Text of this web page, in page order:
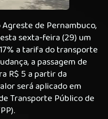
de Pernambuco,
sexta-feira (29) um
a tarifa do transporte
a passagem de
R$ 5 a partir da
será aplicado em
Transporte Público de